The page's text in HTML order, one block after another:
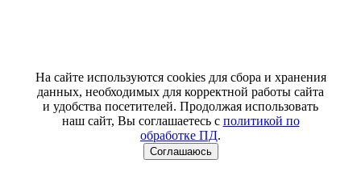
На сайте используются cookies для сбора и хранения
данных, необходимых для корректной работы сайта
и удобства посетителей. Продолжая использовать
наш сайт, Вы соглашаетесь с политикой по
обработке ПД.
Соглашаюсь